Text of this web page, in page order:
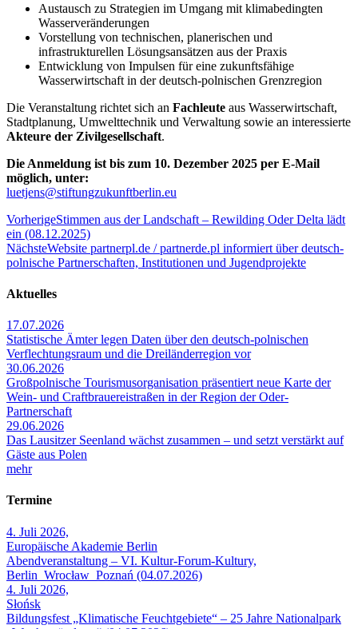
Austausch zu Strategien im Umgang mit klimabedingten
Wasserveränderungen
Vorstellung von technischen, planerischen und
infrastrukturellen Lösungsansätzen aus der Praxis
Entwicklung von Impulsen für eine zukunftsfähige
Wasserwirtschaft in der deutsch-polnischen Grenzregion
Die Veranstaltung richtet sich an Fachleute aus Wasserwirtschaft,
Stadtplanung, Umwelttechnik und Verwaltung sowie an interessierte
Akteure der Zivilgesellschaft.
Die Anmeldung ist bis zum 10. Dezember 2025 per E-Mail
möglich, unter:
luetjens@stiftungzukunftberlin.eu
VorherigeStimmen aus der Landschaft – Rewilding Oder Delta lädt
ein (08.12.2025)
NächsteWebsite partnerpl.de / partnerde.pl informiert über deutsch-
polnische Partnerschaften, Institutionen und Jugendprojekte
Aktuelles
17.07.2026
Statistische Ämter legen Daten über den deutsch-polnischen
Verflechtungsraum und die Dreiländerregion vor
30.06.2026
Großpolnische Tourismusorganisation präsentiert neue Karte der
Wein- und Craftbrauereistraßen in der Region der Oder-
Partnerschaft
29.06.2026
Das Lausitzer Seenland wächst zusammen – und setzt verstärkt auf
Gäste aus Polen
mehr
Termine
4. Juli 2026,
Europäische Akademie Berlin
Abendveranstaltung – VI. Kultur-Forum-Kultury,
Berlin_Wrocław_Poznań (04.07.2026)
4. Juli 2026,
Słońsk
Bildungsfest „Klimatische Feuchtgebiete“ – 25 Jahre Nationalpark